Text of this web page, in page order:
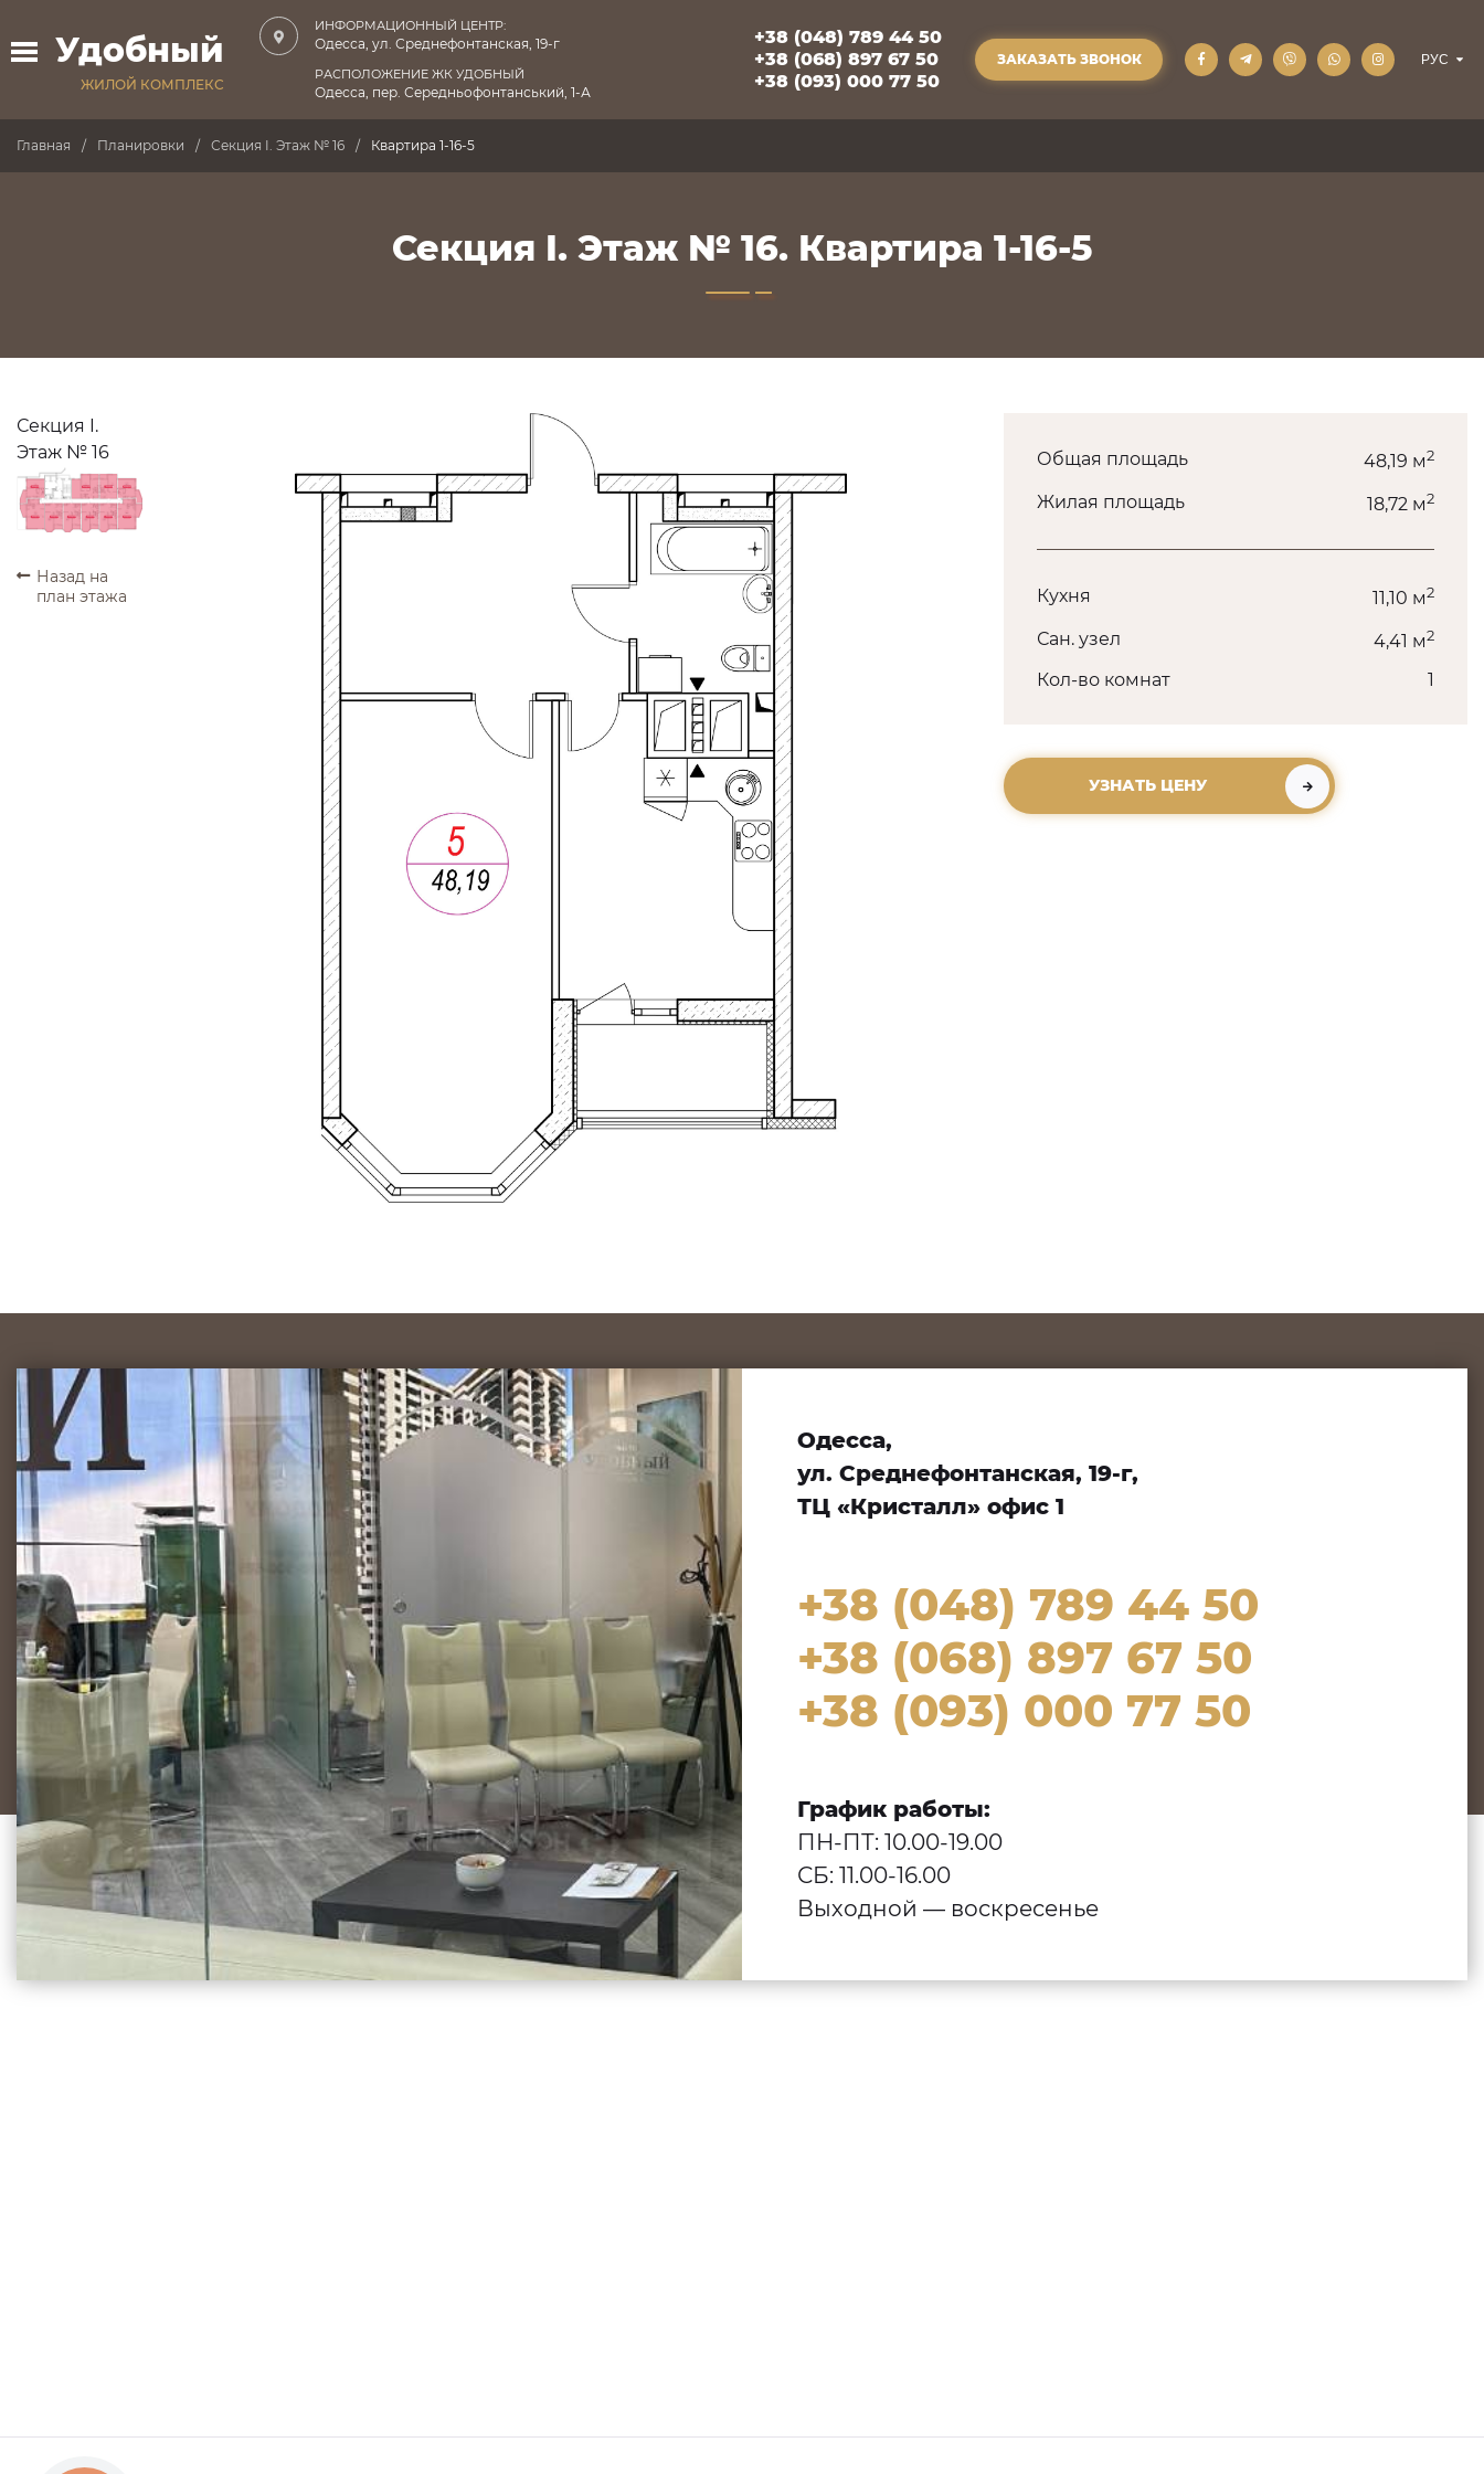
Удобный
ЖИЛОЙ КОМПЛЕКС
ИНФОРМАЦИОННЫЙ ЦЕНТР:
Одесса, ул. Среднефонтанская, 19-г
РАСПОЛОЖЕНИЕ ЖК УДОБНЫЙ
Одесса, пер. Середньофонтанський, 1-А
+38 (048) 789 44 50
+38 (068) 897 67 50
+38 (093) 000 77 50
ЗАКАЗАТЬ ЗВОНОК
Главная Планировки Секция I. Этаж № 16 Квартира 1-16-5
Секция I. Этаж № 16. Квартира 1-16-5
Секция I.
Этаж № 16
ПРОДАНО
ПРОДАНО
ПРОДАНО
ПРОДАНО
ПРОДАНО
ПРОДАНО
Назад на
план этажа
Общая площадь 48,19 м2
Жилая площадь 18,72 м2
Кухня 11,10 м2
Сан. узел 4,41 м2
Кол-во комнат 1
УЗНАТЬ ЦЕНУ
Одесса,
ул. Среднефонтанская, 19-г,
ТЦ «Кристалл» офис 1
+38 (048) 789 44 50
+38 (068) 897 67 50
+38 (093) 000 77 50
График работы:
ПН-ПТ: 10.00-19.00
СБ: 11.00-16.00
Выходной — воскресенье